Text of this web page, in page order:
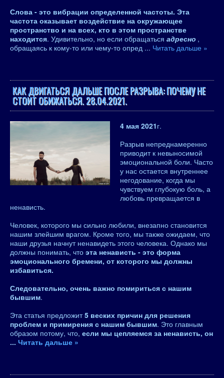
Слова - это вибрации определенной частоты. Эта
частота оказывает воздействие на окружающее
пространство и на всех, кто в этом пространстве
находится. Удивительно, но если обращаться адресно ,
обращаясь к кому-то или чему-то опред ... Читать дальше »
КАК ДВИГАТЬСЯ ДАЛЬШЕ ПОСЛЕ РАЗРЫВА: ПОЧЕМУ НЕ
СТОИТ ОБИЖАТЬСЯ. 28.04.2021.
4 мая 2021г.
Разрыв непреднамеренно
приводит к невыносимой
эмоциональной боли. Часто
у нас остается внутреннее
негодование, когда мы
чувствуем глубокую боль, а
любовь превращается в
ненависть.
Человек, которого мы сильно любили, внезапно становится
нашим злейшим врагом. Кроме того, мы также ожидаем, что
наши друзья начнут ненавидеть этого человека. Однако мы
должны понимать, что эта ненависть - это форма
эмоционального бремени, от которого мы должны
избавиться.
Следовательно, очень важно помириться с нашим
бывшим.
Эта статья предложит5 веских причин для решения
проблем и примирения с нашим бывшим. Это главным
образом потому, что, если мы цепляемся за ненависть, он
... Читать дальше »